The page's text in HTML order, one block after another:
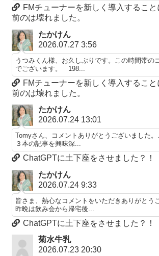
FMチューナーを新しく導入すること
前のは壊れました。
たかけん
2026.07.27 3:56
うつみくん様、お久しぶりです。この時間帯の
でございます。 198...
FMチューナーを新しく導入すること
前のは壊れました。
たかけん
2026.07.24 13:01
Tomyさん、コメントありがとうございました
３本の記事を興味深...
ChatGPTに土下座をさせました？！
たかけん
2026.07.24 9:33
皆さま、熱心なコメントをいただきありがとう
昨晩は飲み会から帰宅後...
ChatGPTに土下座をさせました？！
菊水牛乳
2026.07.23 20:30